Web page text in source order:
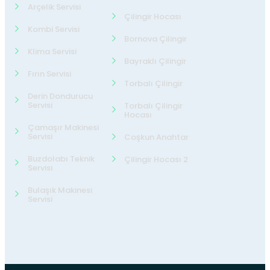
Arçelik Servisi
Kombi Servisi
Klima Servisi
Fırın Servisi
Derin Dondurucu
Servisi
Çamaşır Makinesi
Servisi
Buzdolabı Teknik
Servisi
Bulaşık Makinesi
Servisi
Çilingir Hocası
Bornova Çilingir
Bayraklı Çilingir
Torbalı Çilingir
Torbalı Çilingir
Hocası
Coşkun Anahtar
Çilingir Hocası 2